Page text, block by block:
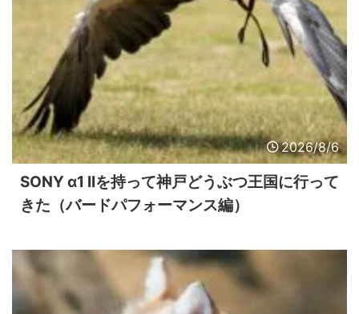
2026/8/6
SONY α1 IIを持って神戸どうぶつ王国に行って
きた（バードパフォーマンス編）